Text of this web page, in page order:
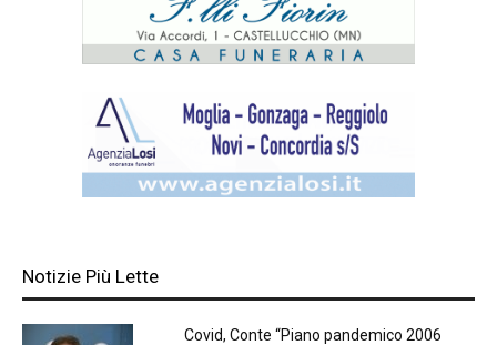
Notizie Più Lette
Covid, Conte “Piano pandemico 2006